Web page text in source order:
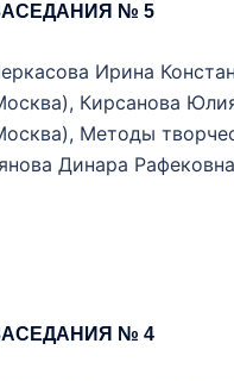
№ 5
Ирина
Кирсанова
Методы
Динара
№ 4